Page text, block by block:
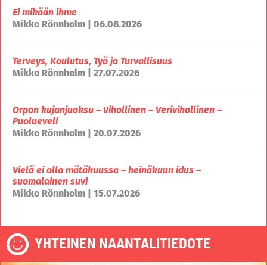
Ei mikään ihme
Mikko Rönnholm | 06.08.2026
Terveys, Koulutus, Työ ja Turvallisuus
Mikko Rönnholm | 27.07.2026
Orpon kujanjuoksu – Vihollinen – Verivihollinen –
Puolueveli
Mikko Rönnholm | 20.07.2026
Vielä ei olla mätäkuussa – heinäkuun idus –
suomalainen suvi
Mikko Rönnholm | 15.07.2026
YHTEINEN NAANTALITIEDOTE